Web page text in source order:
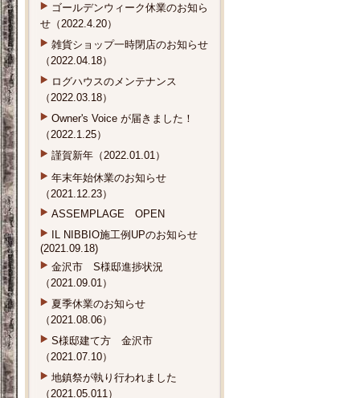
ゴールデンウィーク休業のお知ら
せ（2022.4.20）
雑貨ショップ一時閉店のお知らせ
（2022.04.18）
ログハウスのメンテナンス
（2022.03.18）
Owner's Voice が届きました！
（2022.1.25）
謹賀新年（2022.01.01）
年末年始休業のお知らせ
（2021.12.23）
ASSEMPLAGE OPEN
IL NIBBIO施工例UPのお知らせ
(2021.09.18)
金沢市 S様邸進捗状況
（2021.09.01）
夏季休業のお知らせ
（2021.08.06）
S様邸建て方 金沢市
（2021.07.10）
地鎮祭が執り行われました
（2021.05.011）